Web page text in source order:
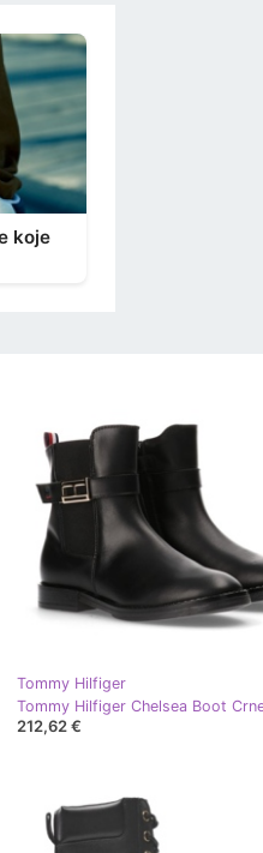
koje
Tommy Hilfiger
212,62 €